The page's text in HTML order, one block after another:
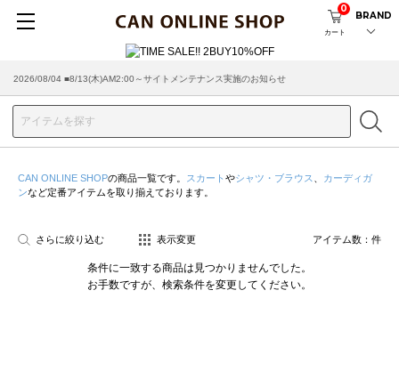
カート
0
BRAND
2026/08/04 ■8/13(木)AM2:00～サイトメンテナンス実施のお知らせ
2026/07/29 ■【お知らせ】ヤマト運輸の配送遅延・停止について
CAN ONLINE SHOPの商品一覧です。 スカート やシャツ・ブラウス
カーディガ
ンなど定番アイテムを取り揃えております。
さらに絞り込む 表示変更 アイテム数： 件
条件に一致する商品は見つかりませんでした。
お手数ですが、検索条件を変更してください。